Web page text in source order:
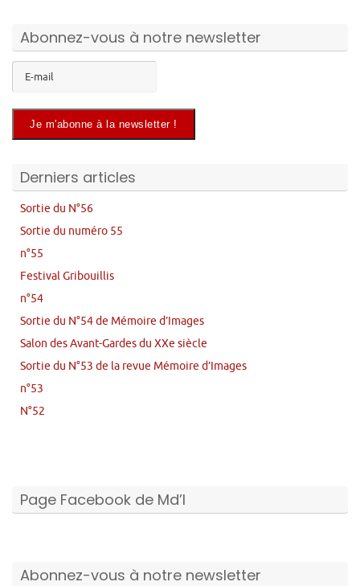
Abonnez-vous à notre newsletter
Derniers articles
Sortie du N°56
Sortie du numéro 55
n°55
Festival Gribouillis
n°54
Sortie du N°54 de Mémoire d’Images
Salon des Avant-Gardes du XXe siècle
Sortie du N°53 de la revue Mémoire d’Images
n°53
N°52
Page Facebook de Md’I
Abonnez-vous à notre newsletter